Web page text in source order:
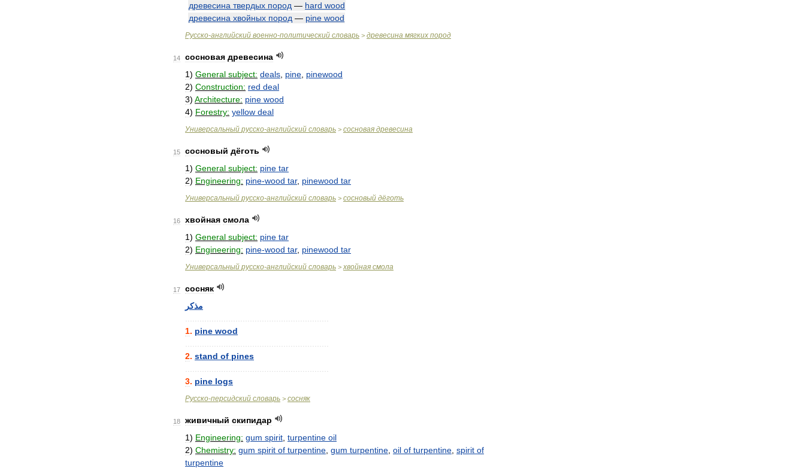
древесина твердых пород — hard wood
древесина хвойных пород — pine wood
Русско-английский военно-политический словарь > древесина мягких пород
14 сосновая древесина
1) General subject: deals pine pinewood
2) Construction: red deal
3) Architecture: pine wood
4) Forestry: yellow deal
Универсальный русско-английский словарь > сосновая древесина
15 сосновый дёготь
1) General subject: pine tar
2) Engineering: pine-wood tar, pinewood tar
Универсальный русско-английский словарь > сосновый дёготь
16 хвойная смола
1) General subject: pine tar
2) Engineering: pine-wood tar, pinewood tar
Универсальный русско-английский словарь > хвойная смола
17
сосняк
مذکر
1. pine wood
2. stand of pines
3. pine logs
Русско-персидский словарь > сосняк
18 живичный скипидар
1) Engineering: gum spirit turpentine oil
2) Chemistry: gum spirit of turpentine gum turpentine oil of turpentine spirit of
turpentine